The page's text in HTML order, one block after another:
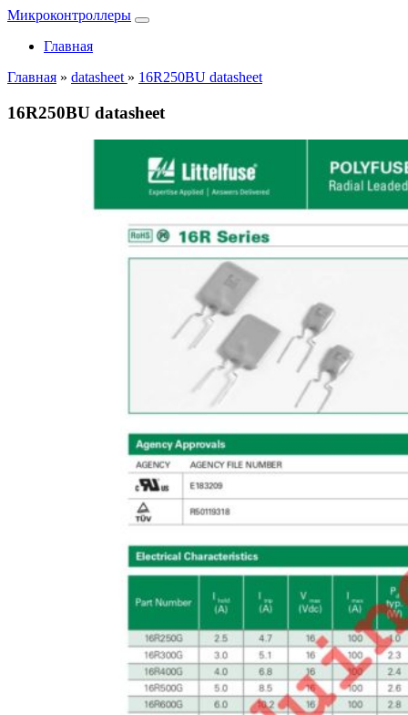
Микроконтроллеры
Главная
Главная » datasheet » 16R250BU datasheet
16R250BU datasheet